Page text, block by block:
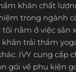
khăn chất
trong ngành
nằm ở việc sản
trải thảm
IVY cung cấp
gói về phụ kiện